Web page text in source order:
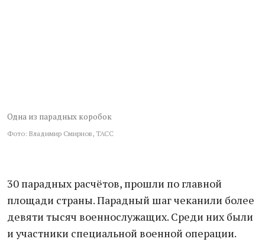
Одна из парадных коробок
Фото: Владимир Смирнов, ТАСС
30 парадных расчётов, прошли по главной
площади страны. Парадный шаг чеканили более
девяти тысяч военнослужащих. Среди них были
и участники специальной военной операции.